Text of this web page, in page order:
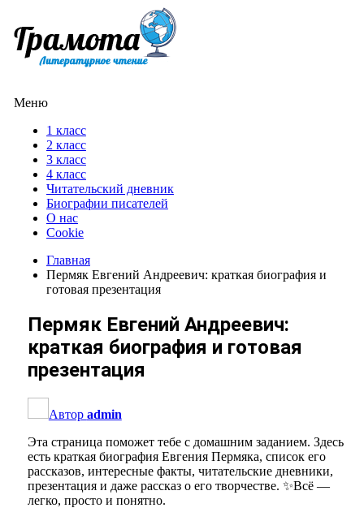
Меню
1 класс
2 класс
3 класс
4 класс
Читательский дневник
Биографии писателей
О нас
Cookie
Главная
Пермяк Евгений Андреевич: краткая биография и
готовая презентация
Пермяк Евгений Андреевич:
краткая биография и готовая
презентация
Автор admin
Эта страница поможет тебе с домашним заданием. Здесь
есть краткая биография Евгения Пермяка, список его
рассказов, интересные факты, читательские дневники,
презентация и даже рассказ о его творчестве. ✨Всё —
легко, просто и понятно.